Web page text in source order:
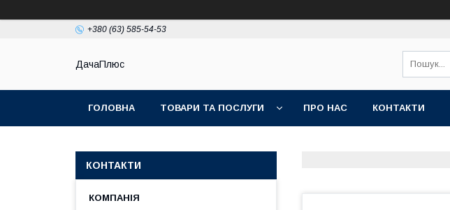
+380 (63) 585-54-53
ДачаПлюс
ГОЛОВНА ТОВАРИ ТА ПОСЛУГИ ПРО НАС КОНТАКТИ
КОНТАКТИ